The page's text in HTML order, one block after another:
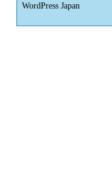
WordPress Japan